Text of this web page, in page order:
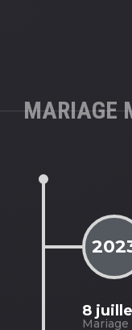
MARIAGE
8
Mariage